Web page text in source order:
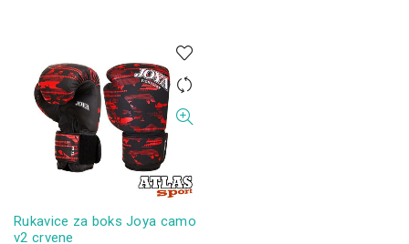
Rukavice za boks Joya camo
v2 crvene